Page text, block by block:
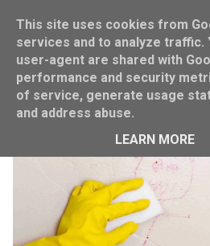
Home home
This site uses cookies from
services and to analyze traffic.
user-agent are shared with
performance and security
of service, generate usage
and address abuse.
LEARN MORE